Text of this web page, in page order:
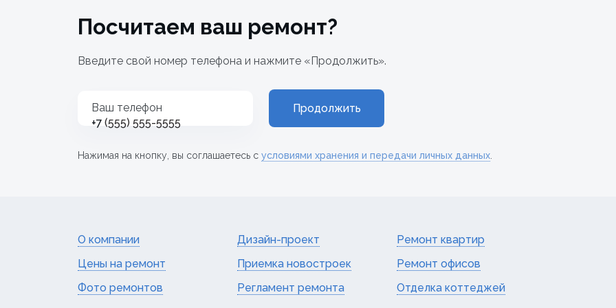
Посчитаем ваш ремонт?
Введите свой номер телефона и нажмите «Продолжить».
Ваш телефон
+7
Продолжить
Нажимая на кнопку, вы соглашаетесь с условиями хранения и передачи личных данных
О компании
Цены на ремонт
Фото ремонтов
Дизайн-проект
Приемка новостроек
Регламент ремонта
Ремонт квартир
Ремонт офисов
Отделка коттеджей